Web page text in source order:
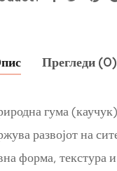
Прегледи (0)
гума
развојот на
форма, текстура